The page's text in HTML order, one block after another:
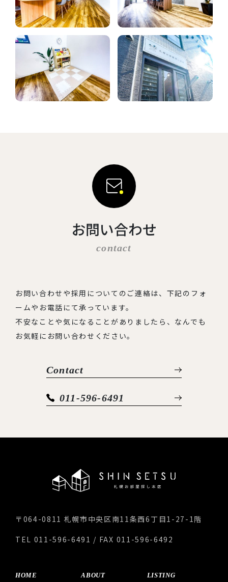
お問い合わせ
contact
お問い合わせや採用についてのご連絡は、下記のフォ
ームやお電話にて承っています。
不安なことや気になることがありましたら、なんでも
お気軽にお問い合わせください。
Contact
011-596-6491
〒064-0811 札幌市中央区南11条西6丁目1-27-1階
TEL 011-596-6491 / FAX 011-596-6492
HOME ABOUT LISTING